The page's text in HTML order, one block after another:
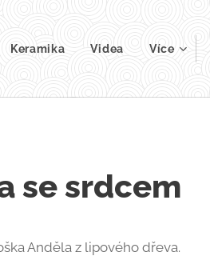
Keramika Videa Více
se srdcem
Anděla z lipového dřeva.